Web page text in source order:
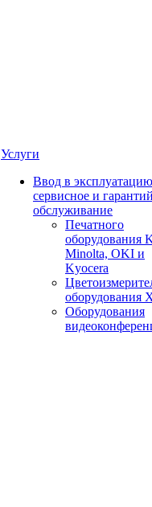
Услуги
Ввод в
сервисное и
обслуживание
Печатного
оборудования
Minolta, OKI и
Kyocera
оборудования
Оборудования